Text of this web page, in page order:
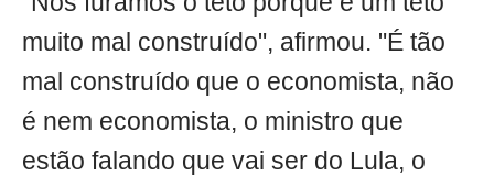
muito mal construído", afirmou. "É tão
mal construído que o economista, não
é nem economista, o ministro que
estão falando que vai ser do Lula, o